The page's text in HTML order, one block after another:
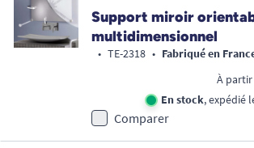
Support miroir
multidimensionnel
• TE-2318 • Fabriqué en
À
En stock, expédié
Comparer